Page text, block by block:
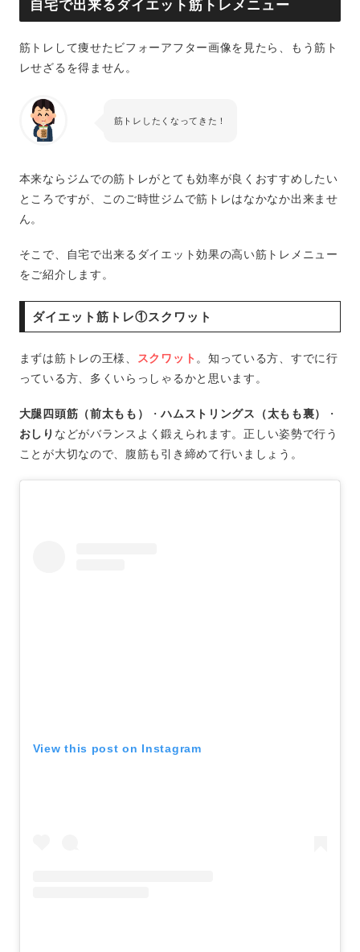
自宅で出来るダイエット筋トレメニュー
筋トレして痩せたビフォーアフター画像を見たら、もう筋ト
レせざるを得ません。
筋トレしたくなってきた！
本来ならジムでの筋トレがとても効率が良くおすすめしたい
ところですが、このご時世ジムで筋トレはなかなか出来ませ
ん。
そこで、自宅で出来るダイエット効果の高い筋トレメニュー
をご紹介します。
ダイエット筋トレ①スクワット
まずは筋トレの王様、 スクワット 。知っている方、すでに行
っている方、多くいらっしゃるかと思います。
大腿四頭筋（前太もも） ・ハムストリングス（太もも裏）
・
おしり などがバランスよく鍛えられます。正しい姿勢で行う
ことが大切なので、腹筋も引き締めて行いましょう。
View this post on Instagram